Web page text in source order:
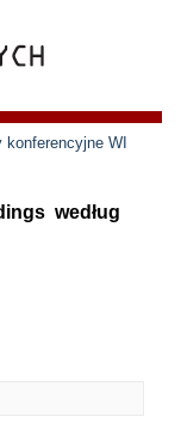
konferencyjne WI
według